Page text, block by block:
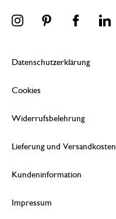
Datenschutzerklärung
Cookies
Widerrufsbelehrung
Lieferung und Versandkosten
Kundeninformation
Impressum